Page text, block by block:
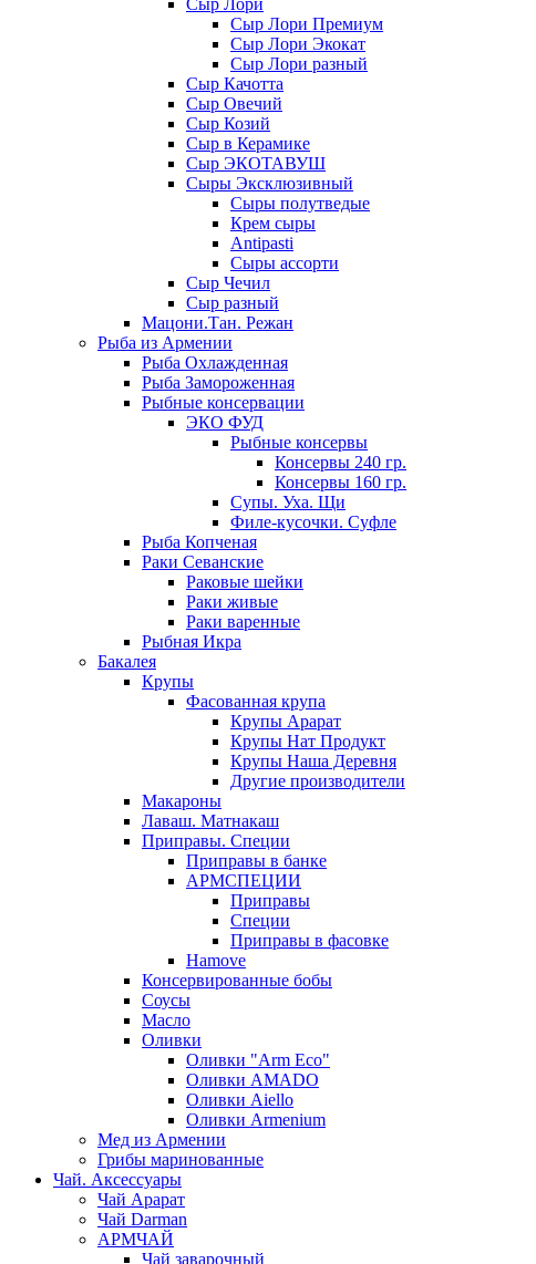
Сыр Лори
Сыр Лори Премиум
Сыр Лори Экокат
Сыр Лори разный
Сыр Качотта
Сыр Овечий
Сыр Козий
Сыр в Керамике
Сыр ЭКОТАВУШ
Сыры Эксклюзивный
Сыры полутведые
Крем сыры
Antipasti
Сыры ассорти
Сыр Чечил
Сыр разный
Мацони.Тан. Режан
Рыба из Армении
Рыба Охлажденная
Рыба Замороженная
Рыбные консервации
ЭКО ФУД
Рыбные консервы
Консервы 240 гр.
Консервы 160 гр.
Супы. Уха. Щи
Филе-кусочки. Суфле
Рыба Копченая
Раки Севанские
Раковые шейки
Раки живые
Раки варенные
Рыбная Икра
Бакалея
Крупы
Фасованная крупа
Крупы Арарат
Крупы Нат Продукт
Крупы Наша Деревня
Другие производители
Макароны
Лаваш. Матнакаш
Приправы. Специи
Приправы в банке
АРМСПЕЦИИ
Приправы
Специи
Приправы в фасовке
Hamove
Консервированные бобы
Соусы
Масло
Оливки
Оливки "Arm Eco"
Оливки AMADO
Оливки Aiello
Оливки Armenium
Мед из Армении
Грибы маринованные
Чай. Аксессуары
Чай Арарат
Чай Darman
АРМЧАЙ
Чай заварочный